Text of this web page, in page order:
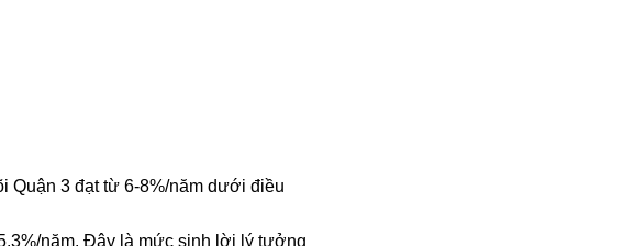
Quận 3 đạt từ 6-8%/năm dưới điều
năm. Đây là mức sinh lời lý tưởng